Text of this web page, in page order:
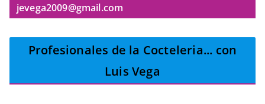
jevega2009@gmail.com
Profesionales de la Cocteleria... con
Luis Vega